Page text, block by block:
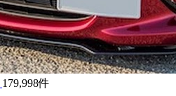
179,998件